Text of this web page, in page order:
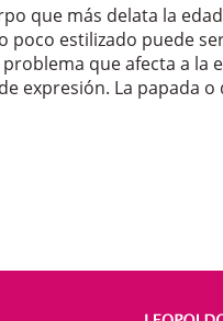
que más delata la
poco estilizado puede
que afecta a la
expresión. La papada